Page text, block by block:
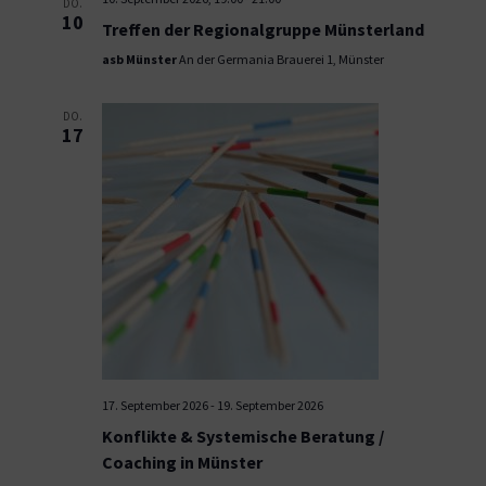
DO.
10 Treffen der Regionalgruppe Münsterland
asb MünsterAn der Germania Brauerei 1, Münster
DO.
17
17. September 2026- 19. September 2026
Konflikte & Systemische Beratung /
Coaching in Münster